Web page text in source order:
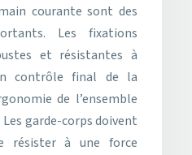
courante sont des
Les fixations
et résistantes à
contrôle final de la
de l’ensemble
garde-corps doivent
résister à une force